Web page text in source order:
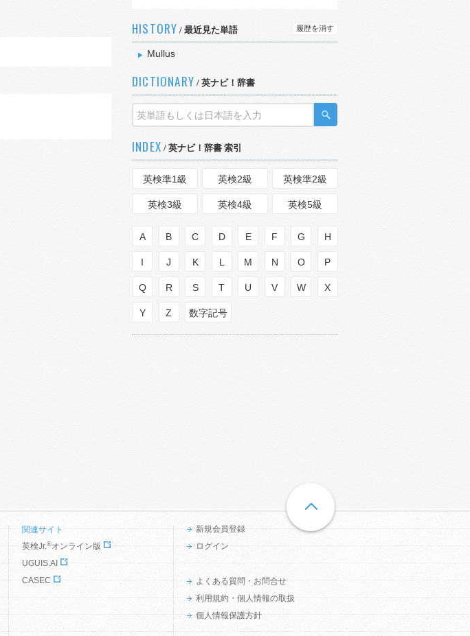
HISTORY / 最近見た単語 履歴を消す
Mullus
DICTIONARY / 英ナビ！辞書
INDEX / 英ナビ！辞書 索引
英検準1級 英検2級 英検準2級
英検3級 英検4級 英検5級
A B C D E F G H
I J K L M N O P
Q R S T U V W X
Y Z 数字記号
関連サイト
英検Jr.®オンライン版
UGUIS.AI
CASEC
新規会員登録
ログイン
よくある質問・お問合せ
利用規約・個人情報の取扱
個人情報保護方針